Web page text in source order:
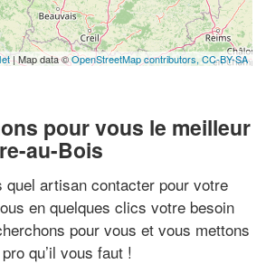
| Map data ©OpenStreetMap contributors, CC-BY-SA
pour vous le meilleur
au-Bois
quel artisan contacter pour votre
en quelques clics votre besoin
pour vous et vous mettons
qu’il vous faut !